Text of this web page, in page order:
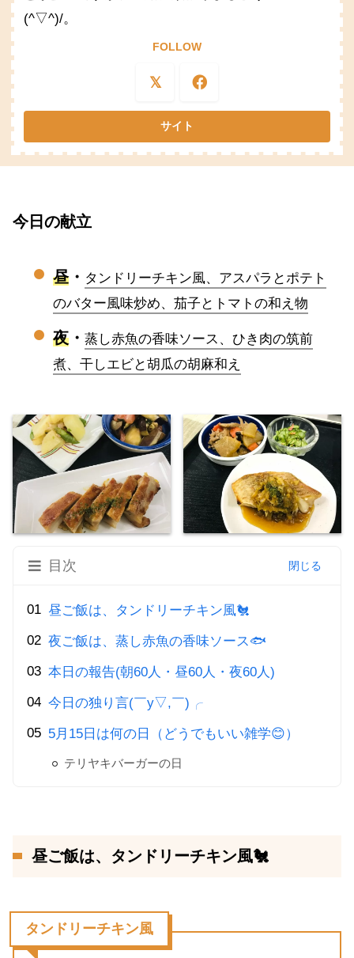
(^▽^)/。
FOLLOW
今日の献立
昼・ タンドリーチキン風、アスパラとポテト
のバター風味炒め、茄子とトマトの和え物
夜 ・ 蒸し赤魚の香味ソース、ひき肉の筑前
煮、干しエビと胡瓜の胡麻和え
目次
昼ご飯は、タンドリーチキン風🐔
夜ご飯は、蒸し赤魚の香味ソース🐟
本日の報告(朝60人・昼60人・夜60人)
今日の独り言(￣y▽,￣)╭
5月15日は何の日（どうでもいい雑学😊）
テリヤキバーガーの日
昼ご飯は、タンドリーチキン風🐔
タンドリーチキン風